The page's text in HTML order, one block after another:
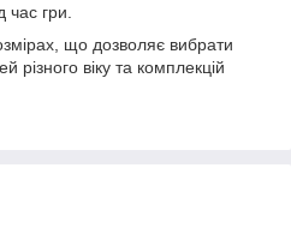
час гри.
що дозволяє вибрати
різного віку та комплекцій